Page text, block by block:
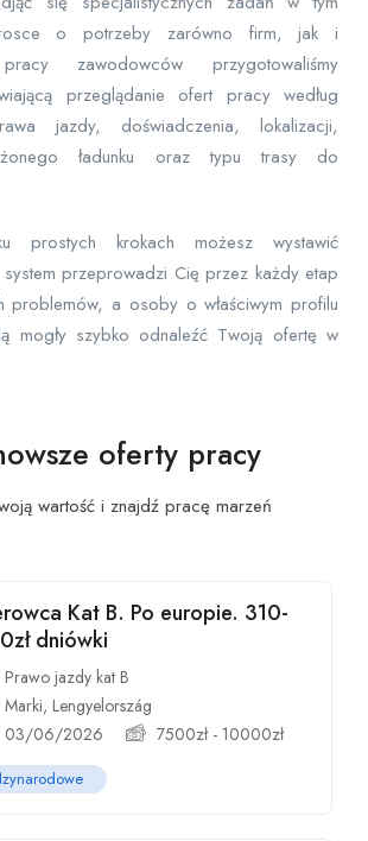
o potrzeby zarówno firm, jak i
zawodowców przygotowaliśmy
przeglądanie ofert pracy według
jazdy, doświadczenia, lokalizacji,
ładunku oraz typu trasy do
prostych krokach możesz wystawić
system przeprowadzi Cię przez każdy etap
problemów, a osoby o właściwym profilu
mogły szybko odnaleźć Twoją ofertę w
oferty pracy
wartość i znajdź pracę marzeń
Kat B. Po europie. 310-
dniówki
Prawo jazdy kat B
Marki, Lengyelország
03/06/2026
7500zł- 10000zł